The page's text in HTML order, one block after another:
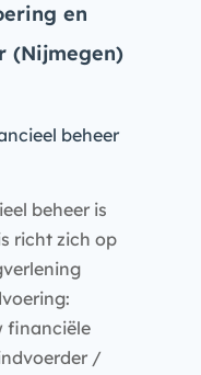
en
(Nijmegen)
beheer
beheer is
richt zich op
financiële
/